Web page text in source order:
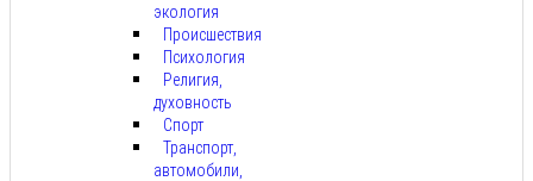
экология
Происшествия
Психология
Религия,
духовность
Спорт
Транспорт,
автомобили,